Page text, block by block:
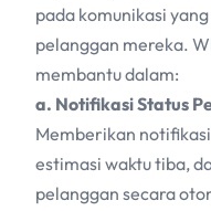
pada komunikasi
pelanggan mereka.
membantu dalam:
a. Notifikasi Status
Memberikan
estimasi waktu tiba,
pelanggan secara